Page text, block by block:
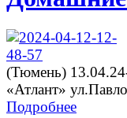
(Тюмень)
«Атлант»
Подробнее